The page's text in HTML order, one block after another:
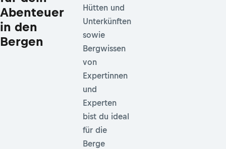
Abenteuer
in den
Bergen
Hütten und
Unterkünften
sowie
Bergwissen
von
Expertinnen
und
Experten
bist du ideal
für die
Berge